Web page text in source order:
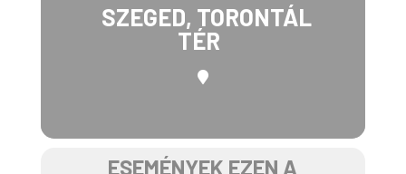
SZEGED, TORONTÁL
TÉR
ESEMÉNYEK EZEN A